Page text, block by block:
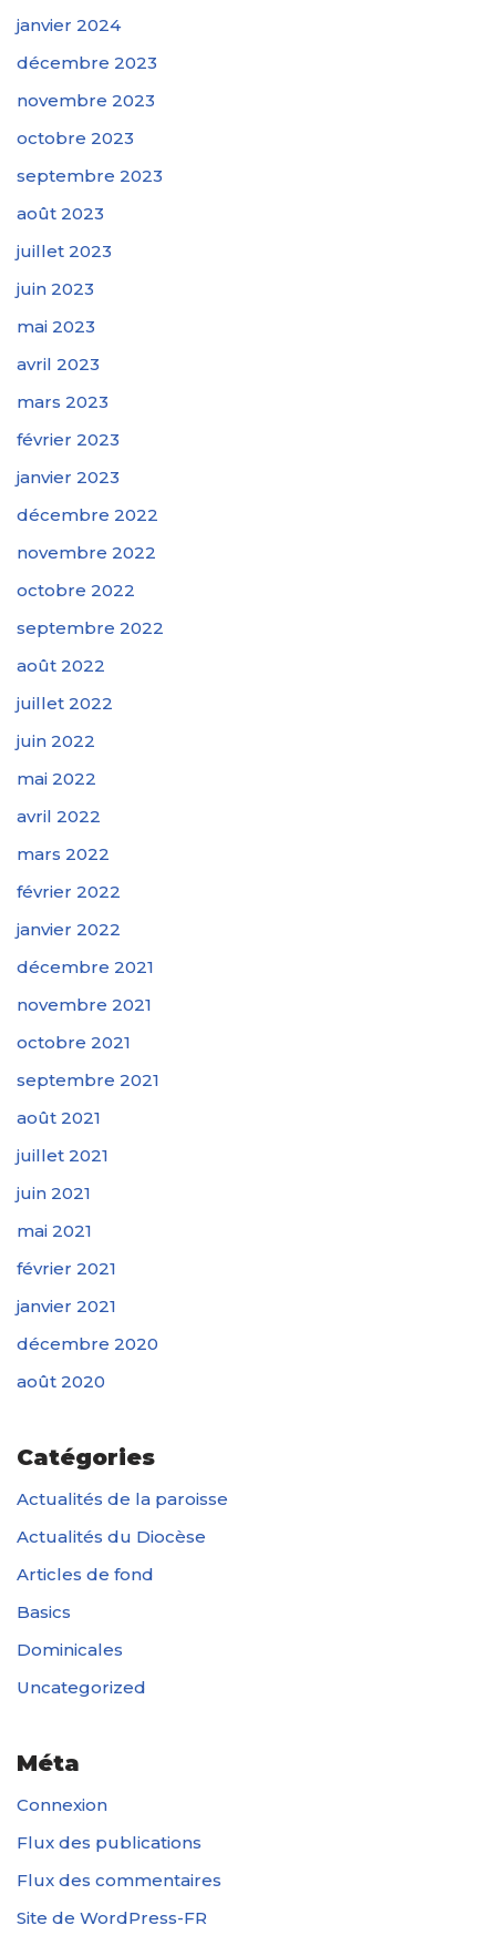
janvier 2024
décembre 2023
novembre 2023
octobre 2023
septembre 2023
août 2023
juillet 2023
juin 2023
mai 2023
avril 2023
mars 2023
février 2023
janvier 2023
décembre 2022
novembre 2022
octobre 2022
septembre 2022
août 2022
juillet 2022
juin 2022
mai 2022
avril 2022
mars 2022
février 2022
janvier 2022
décembre 2021
novembre 2021
octobre 2021
septembre 2021
août 2021
juillet 2021
juin 2021
mai 2021
février 2021
janvier 2021
décembre 2020
août 2020
Catégories
Actualités de la paroisse
Actualités du Diocèse
Articles de fond
Basics
Dominicales
Uncategorized
Méta
Connexion
Flux des publications
Flux des commentaires
Site de WordPress-FR